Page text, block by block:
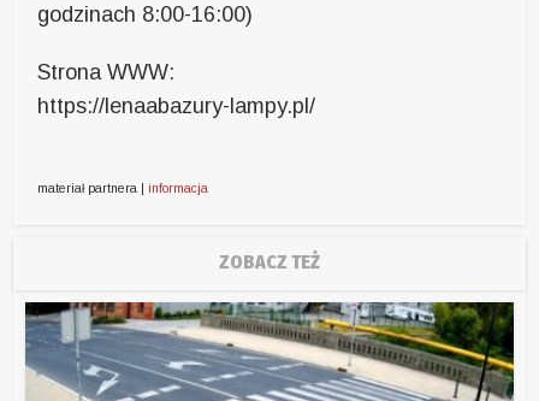
godzinach 8:00-16:00)
Strona WWW:
https://lenaabazury-lampy.pl/
materiał partnera | informacja
ZOBACZ TEŻ